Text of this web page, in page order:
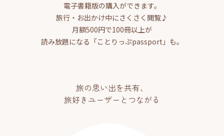
電子書籍版の購入ができます。
旅行・お出かけ中にさくさく閲覧♪
月額500円で100冊以上が
読み放題になる「ことりっぷpassport」も。
旅の思い出を共有、
旅好きユーザーとつながる